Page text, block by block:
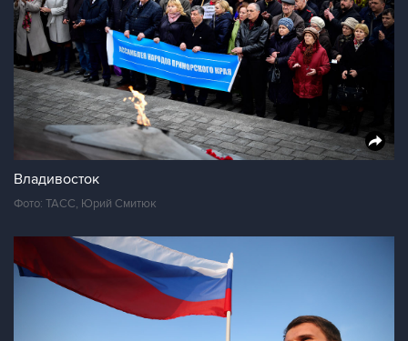
Владивосток
Фото: ТАСС, Юрий Смитюк